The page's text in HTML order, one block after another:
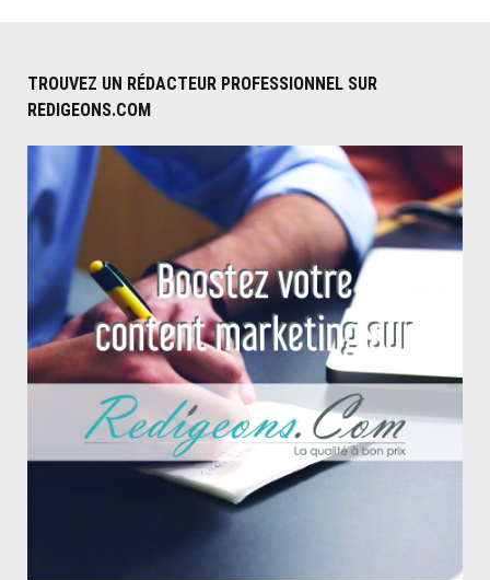
TROUVEZ UN RÉDACTEUR PROFESSIONNEL SUR
REDIGEONS.COM